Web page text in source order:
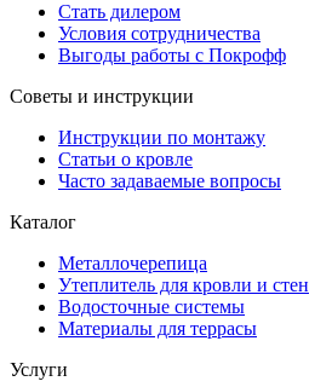
Стать дилером
Условия сотрудничества
Выгоды работы с Покрофф
Советы и инструкции
Инструкции по монтажу
Статьи о кровле
Часто задаваемые вопросы
Каталог
Металлочерепица
Утеплитель для кровли и стен
Водосточные системы
Материалы для террасы
Услуги